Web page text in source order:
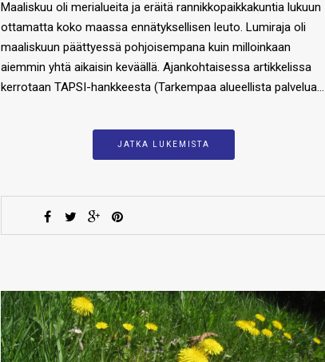
Maaliskuu oli merialueita ja eräitä rannikkopaikkakuntia lukuun
ottamatta koko maassa ennätyksellisen leuto. Lumiraja oli
maaliskuun päättyessä pohjoisempana kuin milloinkaan
aiemmin yhtä aikaisin keväällä. Ajankohtaisessa artikkelissa
kerrotaan TAPSI-hankkeesta (Tarkempaa alueellista palvelua…
JATKA LUKEMISTA